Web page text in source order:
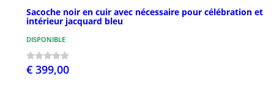
Sacoche noir en cuir avec nécessaire pour célébration et
intérieur jacquard bleu
DISPONIBLE
€ 399,00